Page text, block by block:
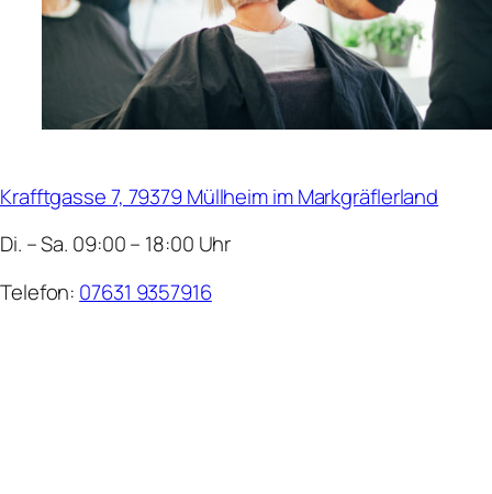
Krafftgasse 7, 79379 Müllheim im Markgräflerland
Di. – Sa. 09:00 – 18:00 Uhr
Telefon: 07631 9357916